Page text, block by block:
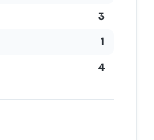
3
1
4